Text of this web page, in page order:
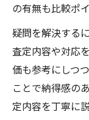
の有無も比較ポ
疑問を解決する
査定内容や対応
価も参考にしつ
ことで納得感の
定内容を丁寧に